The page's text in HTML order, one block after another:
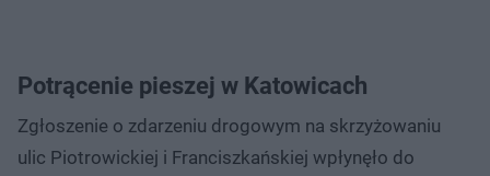
Potrącenie pieszej w Katowicach
Zgłoszenie o zdarzeniu drogowym na skrzyżowaniu
ulic Piotrowickiej i Franciszkańskiej wpłynęło do